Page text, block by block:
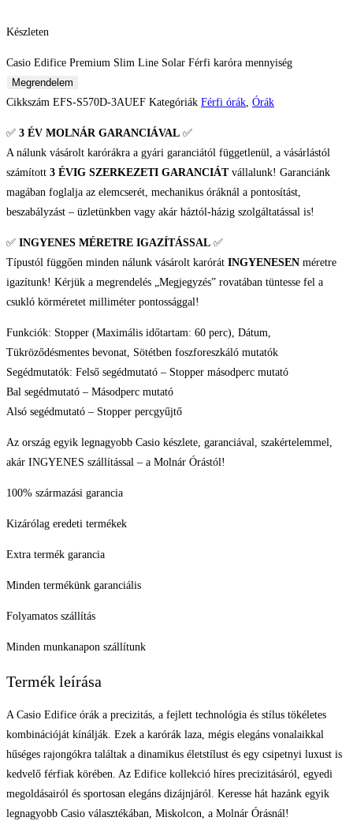
Készleten
Casio Edifice Premium Slim Line Solar Férfi karóra mennyiség
Megrendelem
Cikkszám EFS-S570D-3AUEF Kategóriák Férfi órák, Órák
✅ 3 ÉV MOLNÁR GARANCIÁVAL ✅
A nálunk vásárolt karórákra a gyári garanciától függetlenül, a vásárlástól
számított 3 ÉVIG SZERKEZETI GARANCIÁTvállalunk! Garanciánk
magában foglalja az elemcserét, mechanikus óráknál a pontosítást,
beszabályzást – üzletünkben vagy akár háztól-házig szolgáltatással is!
✅ INGYENES MÉRETRE IGAZÍTÁSSAL ✅
Típustól függően minden nálunk vásárolt karórát INGYENESEN méretre
igazítunk! Kérjük a megrendelés „Megjegyzés” rovatában tüntesse fel a
csukló körméretet milliméter pontossággal!
Funkciók: Stopper (Maximális időtartam: 60 perc), Dátum,
Tükröződésmentes bevonat, Sötétben foszforeszkáló mutatók
Segédmutatók: Felső segédmutató – Stopper másodperc mutató
Bal segédmutató – Másodperc mutató
Alsó segédmutató – Stopper percgyűjtő
Az ország egyik legnagyobb Casio készlete, garanciával, szakértelemmel,
akár INGYENES szállítással – a Molnár Órástól!
100% származási garancia
Kizárólag eredeti termékek
Extra termék garancia
Minden termékünk garanciális
Folyamatos szállítás
Minden munkanapon szállítunk
Termék leírása
A Casio Edifice órák a precizitás, a fejlett technológia és stílus tökéletes
kombinációját kínálják. Ezek a karórák laza, mégis elegáns vonalaikkal
hűséges rajongókra találtak a dinamikus életstílust és egy csipetnyi luxust is
kedvelő férfiak körében. Az Edifice kollekció híres precizitásáról, egyedi
megoldásairól és sportosan elegáns dizájnjáról. Keresse hát hazánk egyik
legnagyobb Casio választékában, Miskolcon, a Molnár Órásnál!